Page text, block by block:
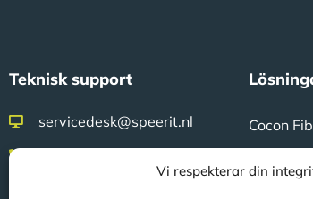
Vi respekterar din
Teknisk support
servicedesk@speerit.nl
Cocon